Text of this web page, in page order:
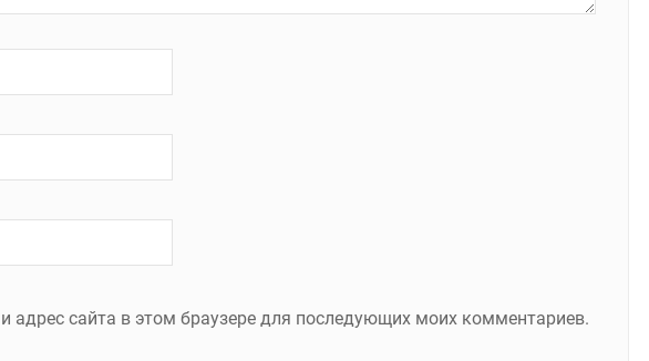
адрес сайта в этом браузере для последующих моих комментариев.